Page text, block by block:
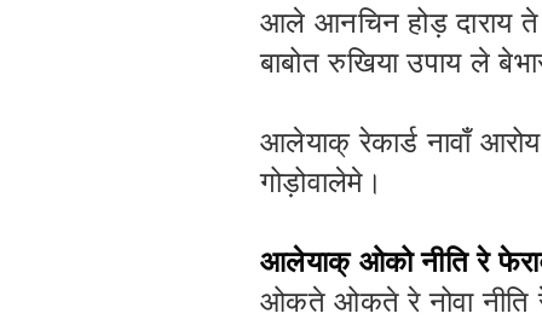
आले आनचिन होड़ दाराय
बाबोत रुखिया उपाय ले
आलेयाक् रेकार्ड नावाँ
गोड़ोवालेमे।
आलेयाक् ओको नीति रे
ओकते ओकते रे नोवा नीति